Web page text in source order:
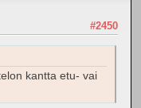
#2450
kantta etu- vai